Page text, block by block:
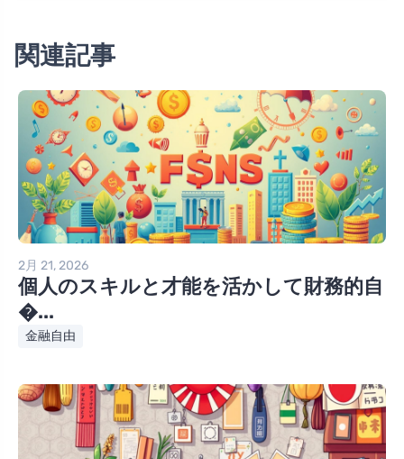
関連記事
2月 21, 2026
個人のスキルと才能を活かして財務的自
�...
金融自由